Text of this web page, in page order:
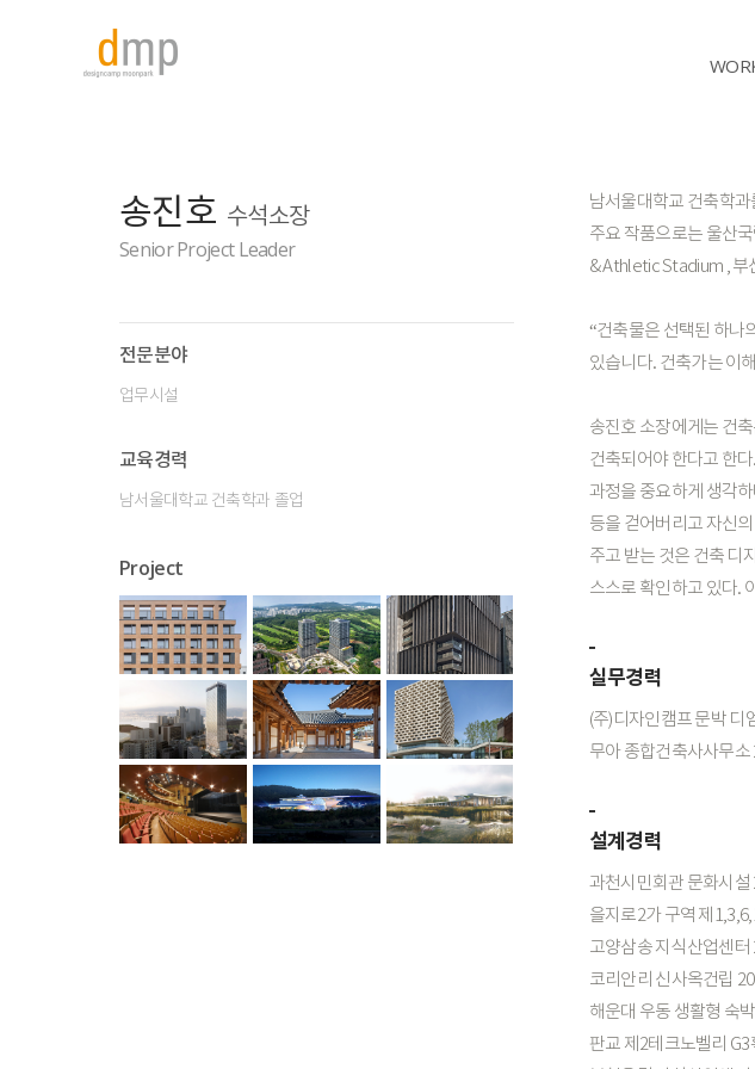
송진호 수석소장
Senior Project Leader
전문분야
업무시설
교육경력
남서울대학교 건축학과 졸업
Project
남서울대학교 건축학과
주요 작품으로는 울산
&AthleticStadium ,부
“건축물은 선택된 하나의
있습니다. 건축가는이
송진호 소장에게는 건
건축되어야 한다고 한다.
과정을 중요하게 생각
등을 걷어버리고 자신의
주고 받는 것은 건축 디
스스로 확인하고 있다.
실무경력
(주)디자인캠프 문박 디
무아 종합건축사사무소
설계경력
과천시민회관 문화시설
을지로2가 구역 제
고양삼송 지식산업센터
코리안리 신사옥건립
해운대 우동 생활형 숙
판교 제2테크노벨리 G3